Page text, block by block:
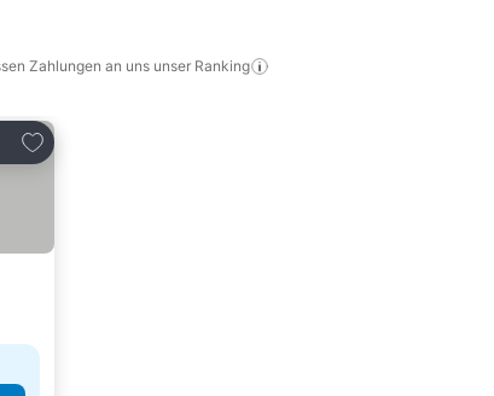
Zahlungen an uns unser Ranking
Zu Favoriten hinzufügen